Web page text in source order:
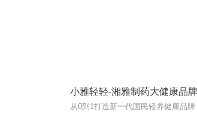
小雅轻轻-湘雅制药大健康品
从0到1打造新一代国民轻养健康品牌